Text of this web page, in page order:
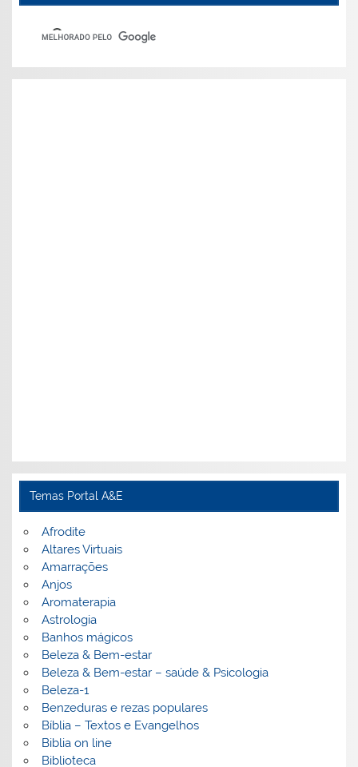
Temas Portal A&E
Afrodite
Altares Virtuais
Amarrações
Anjos
Aromaterapia
Astrologia
Banhos mágicos
Beleza & Bem-estar
Beleza & Bem-estar – saúde & Psicologia
Beleza-1
Benzeduras e rezas populares
Bíblia – Textos e Evangelhos
Biblia on line
Biblioteca